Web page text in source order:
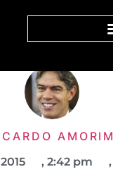
AMORIM
, 2:42 pm ,